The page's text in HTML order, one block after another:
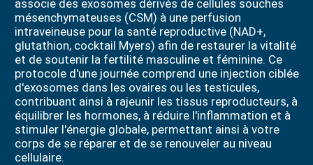
associe des exosomes dérivés de cellules souches
mésenchymateuses (CSM) à une perfusion
intraveineuse pour la santé reproductive (NAD+,
glutathion, cocktail Myers) afin de restaurer la vitalité
et de soutenir la fertilité masculine et féminine. Ce
protocole d'une journée comprend une injection ciblée
d'exosomes dans les ovaires ou les testicules,
contribuant ainsi à rajeunir les tissus reproducteurs, à
équilibrer les hormones, à réduire l'inflammation et à
stimuler l'énergie globale, permettant ainsi à votre
corps de se réparer et de se renouveler au niveau
cellulaire.